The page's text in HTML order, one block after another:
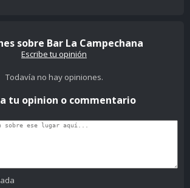
sobre Bar La Campechana
Escribe tu opinión
Todavía no hay opiniones.
tu opinion o commentario